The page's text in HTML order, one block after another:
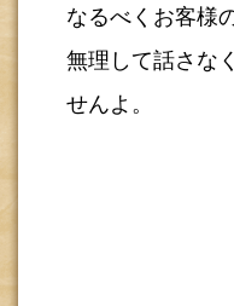
なるべくお客様
無理して話さな
せんよ。